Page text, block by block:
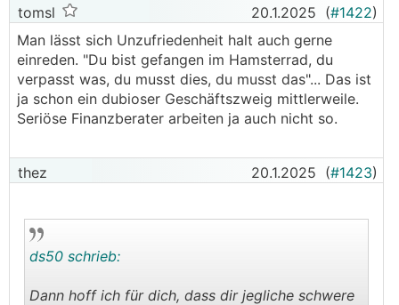
tomsl 20.1.2025 (#1422)
Man lässt sich Unzufriedenheit halt auch gerne
einreden. "Du bist gefangen im Hamsterrad, du
verpasst was, du musst dies, du musst das"... Das ist
ja schon ein dubioser Geschäftszweig mittlerweile.
Seriöse Finanzberater arbeiten ja auch nicht so.
thez 20.1.2025 (#1423)
ds50 schrieb:
Dann hoff ich für dich, dass dir jegliche schwere